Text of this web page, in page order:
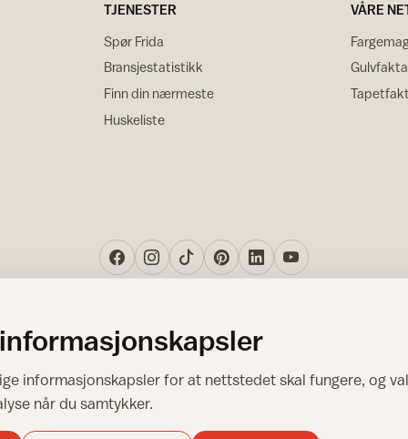
TJENESTER
Spør Frida
Bransjestatistikk
Finn din nærmeste
Huskeliste
VÅRE
Gulvfakta
Copyright © 1995-2026. All Rights Reserved.
Ansvarlig redaktør: Helge Bod Vangen
informasjonskapsler for at nettstedet skal fungere, og
når du samtykker.